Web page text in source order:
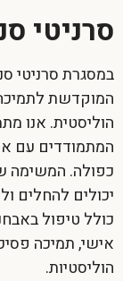
סרניטי
במסגרת סרניטי
המוקדשת
הוליסטית. אנו
המתמודדים עם
כפולה. המשימה
יכולים להחלים
כולל טיפול
אישי, תמיכה
הוליסטיות.